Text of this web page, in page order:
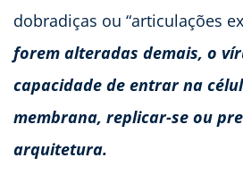
dobradiças ou “articulações
forem alteradas demais, o
capacidade de entrar na
membrana, replicar-se ou
arquitetura.